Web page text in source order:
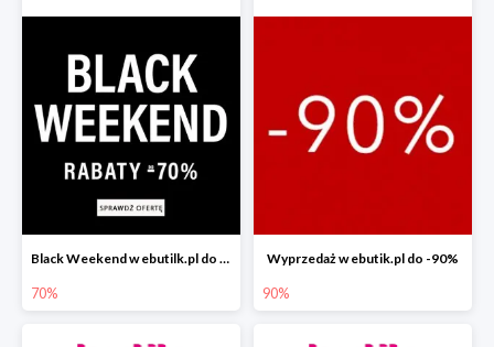
Black Weekend w ebutilk.pl do -70%
70%
Wyprzedaż w ebutik.pl do -90%
90%